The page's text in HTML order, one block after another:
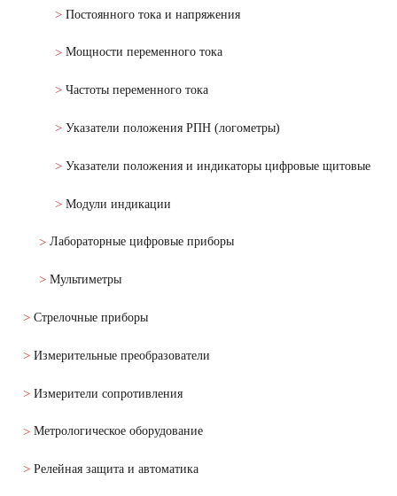
Постоянного тока и напряжения
Мощности переменного тока
Частоты переменного тока
Указатели положения РПН (логометры)
Указатели положения и индикаторы цифровые щитовые
Модули индикации
Лабораторные цифровые приборы
Мультиметры
Стрелочные приборы
Измерительные преобразователи
Измерители сопротивления
Метрологическое оборудование
Релейная защита и автоматика